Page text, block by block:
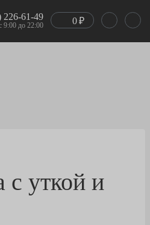
226-61-49
9:00 до 22:00 0₽
с уткой и